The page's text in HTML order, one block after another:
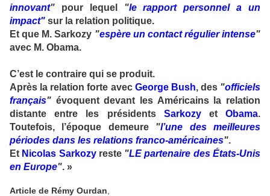
innovant" pour lequel "le rapport personnel a un
impact" sur la relation politique.
Et que M. Sarkozy "espère un contact régulier intense"
avec M. Obama.
C’est le contraire qui se produit.
Après la relation forte avec George Bush, des "officiels
français" évoquent devant les Américains la relation
distante entre les présidents SarkozyetObama.
Toutefois, l’époque demeure "l’une des meilleures
périodes dans les relations franco-américaines".
Et Nicolas Sarkozyreste "LE partenaire des États-Unis
en Europe". »
Article de Rémy Ourdan